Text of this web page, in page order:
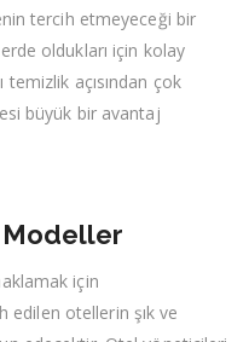
tercih etmeyeceği bir
oldukları için kolay
açısından çok
büyük bir avantaj
Modeller
için
edilen otellerin şık ve